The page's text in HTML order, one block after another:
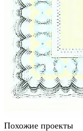
Похожие проекты